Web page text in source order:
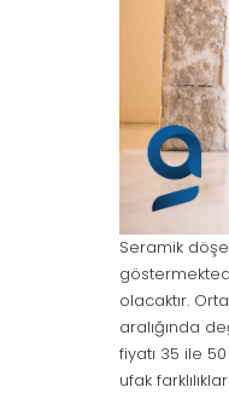
Seramik
olacaktır.
aralığında
fiyatı 35 ile
ufak